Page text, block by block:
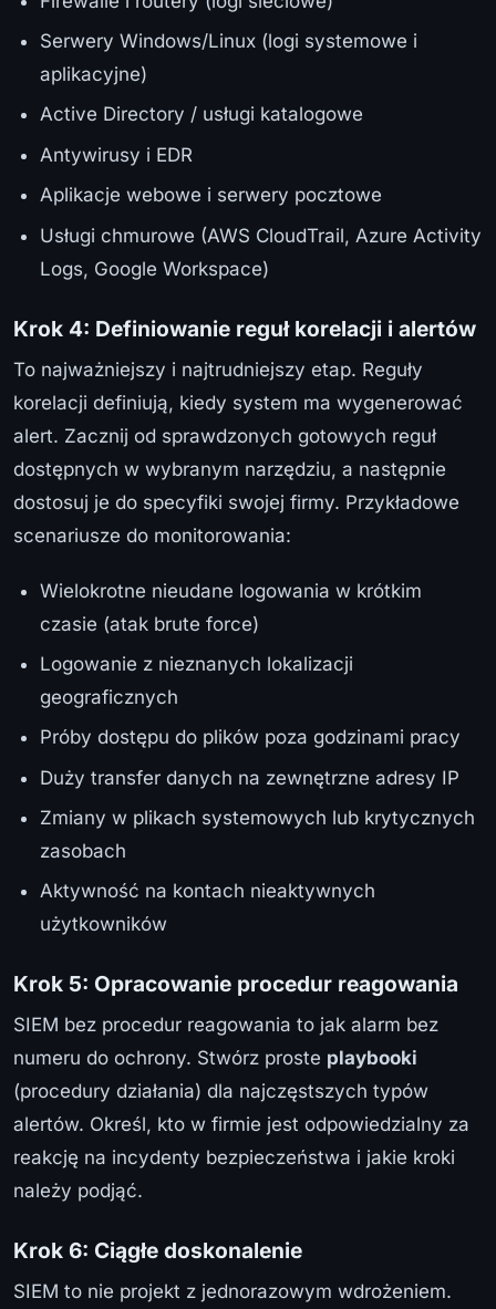
Serwery Windows/Linux (logi systemowe i
aplikacyjne)
Active Directory / usługi katalogowe
Antywirusy i EDR
Aplikacje webowe i serwery pocztowe
Usługi chmurowe (AWS CloudTrail, Azure Activity
Logs, Google Workspace)
Krok 4: Definiowanie reguł korelacji i alertów
To najważniejszy i najtrudniejszy etap. Reguły
korelacji definiują, kiedy system ma wygenerować
alert. Zacznij od sprawdzonych gotowych reguł
dostępnych w wybranym narzędziu, a następnie
dostosuj je do specyfiki swojej firmy. Przykładowe
scenariusze do monitorowania:
Wielokrotne nieudane logowania w krótkim
czasie (atak brute force)
Logowanie z nieznanych lokalizacji
geograficznych
Próby dostępu do plików poza godzinami pracy
Duży transfer danych na zewnętrzne adresy IP
Zmiany w plikach systemowych lub krytycznych
zasobach
Aktywność na kontach nieaktywnych
użytkowników
Krok 5: Opracowanie procedur reagowania
SIEM bez procedur reagowania to jak alarm bez
numeru do ochrony. Stwórz proste playbooki
(procedury działania) dla najczęstszych typów
alertów. Określ, kto w firmie jest odpowiedzialny za
reakcję na incydenty bezpieczeństwa i jakie kroki
należy podjąć.
Krok 6: Ciągłe doskonalenie
SIEM to nie projekt z jednorazowym wdrożeniem.